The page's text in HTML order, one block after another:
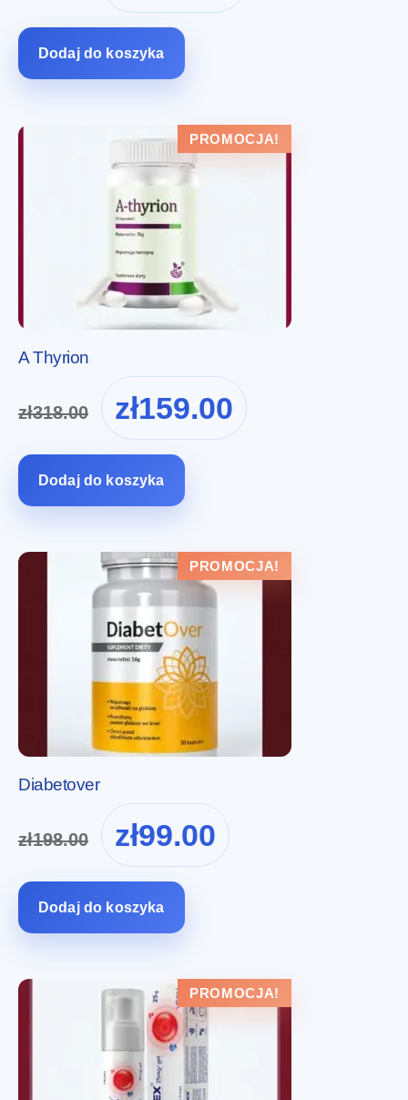
wynosiła:
Dodaj do koszyka
PROMOCJA!
A Thyrion
zł318.00
Pierwotna
cena
wynosiła:
zł159.00
cena
Dodaj do koszyka
PROMOCJA!
Diabetover
zł198.00
Pierwotna
cena
wynosiła:
zł99.00
cena
Dodaj do koszyka
PROMOCJA!